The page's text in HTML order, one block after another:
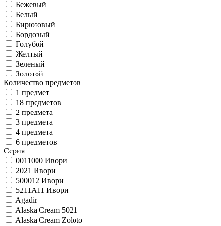
Бежевый
Белый
Бирюзовый
Бордовый
Голубой
Желтый
Зеленый
Золотой
Количество предметов
1 предмет
18 предметов
2 предмета
3 предмета
4 предмета
6 предметов
Серия
0011000 Ивори
2021 Ивори
500012 Ивори
5211A11 Ивори
Agadir
Alaska Cream 5021
Alaska Cream Zoloto